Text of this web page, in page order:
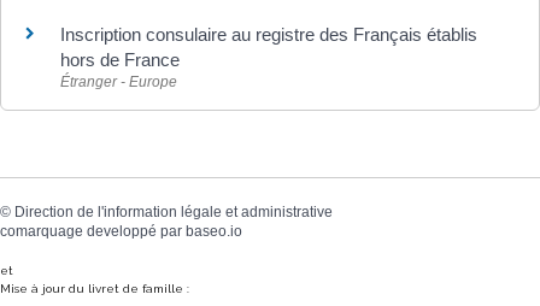
Inscription consulaire au registre des Français établis
hors de France
Étranger - Europe
© Direction de l'information légale et administrative
comarquage developpé par baseo.io
et
Mise à jour du livret de famille :